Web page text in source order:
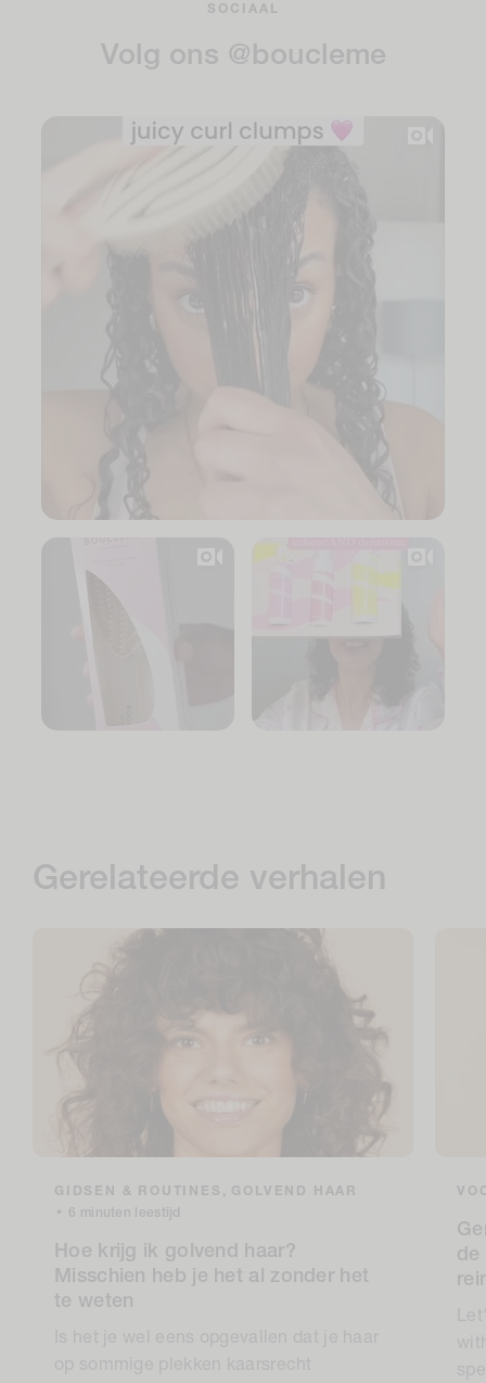
SOCIAAL
Volg ons @boucleme
Gerelateerde verhalen
GIDSEN & ROUTINES, GOLVEND HAAR
• 6 minuten leestijd
Hoe krijg ik golvend haar?
Misschien heb je het al zonder het
te weten
de